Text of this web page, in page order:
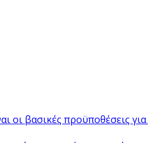
οι βασικές προϋποθέσεις